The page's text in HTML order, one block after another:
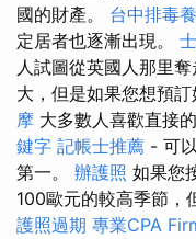
國的財產。 台中排毒
定居者也逐漸出現。
人試圖從英國人那里
大，但是如果您想預
摩 大多數人喜歡直接
鍵字 記帳士推薦 - 可
第一。 辦護照 如果您
100歐元的較高季節，
護照過期 專業CPA